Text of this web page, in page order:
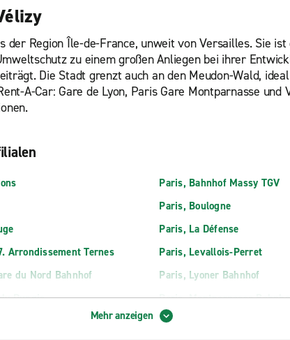
Region Île-de-France, unweit von Versailles. Sie
zu einem großen Anliegen bei ihrer
Die Stadt grenzt auch an den Meudon-Wald,
A-Car: Gare de Lyon, Paris Gare Montparnasse
Arrondissement Ternes
du Nord Bahnhof
Rungis
de la Villette Cite des
Paris, Bahnhof Massy TGV
Paris, Boulogne
Paris, La Défense
Paris, Levallois-Perret
Paris, Lyoner Bahnhof
Paris, Montparnasse
Paris, Place d'Italie
Mehr anzeigen